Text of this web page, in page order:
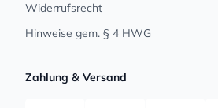
Widerrufsrecht
Hinweise gem. § 4 HWG
Zahlung & Versand